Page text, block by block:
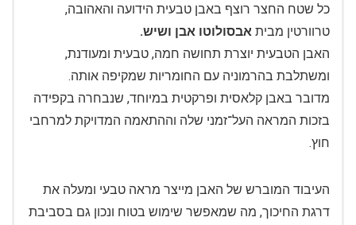
כל שטח החצר רוצף באבן טבעית הידועה והאהובה,
טרוורטין מבית אבסולוטו אבן ושיש.
האבן הטבעית יוצרת תחושה חמה, טבעית ומעודנת,
ומשתלבת בהרמוניה עם החומריות שמקיפה אותה.
מדובר באבן קלאסית ופרקטית במיוחד, שנבחרה בקפידה
בזכות המראה העל־זמני שלה וההתאמה המדויקת למרחבי
חוץ.
העיבוד המוברש של האבן מייצר מראה טבעי ומעלה את
דרגת החיכוך, מה שמאפשר שימוש בטוח ונכון גם בסביבת